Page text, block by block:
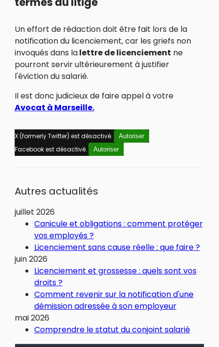
Un effort de rédaction doit être fait lors de la
notification du licenciement, car les griefs non
invoqués dans lalettre de licenciement ne
pourront servir ultérieurement à justifier
l'éviction du salarié.
Il est donc judicieux de faire appel à votre
Avocat à Marseille.
X (formerly Twitter) est désactivé. Autoriser
Facebook est désactivé. Autoriser
Autres actualités
juillet 2026
Canicule et obligations : comment protéger
vos employés ?
Licenciement sans cause réelle : que faire ?
juin 2026
Licenciement et grossesse : quels sont vos
droits ?
Comment revenir sur la notification d'une
démission adressée à son employeur
mai 2026
Comprendre le statut du conjoint salarié